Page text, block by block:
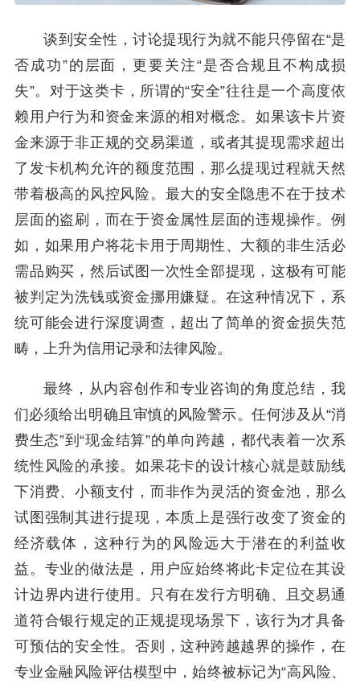
谈到安全性，讨论提现行为就不能只停留在“是
否成功”的层面，更要关注“是否合规且不构成损
失”。对于这类卡，所谓的“安全”往往是一个高度依
赖用户行为和资金来源的相对概念。如果该卡片资
金来源于非正规的交易渠道，或者其提现需求超出
了发卡机构允许的额度范围，那么提现过程就天然
带着极高的风控风险。最大的安全隐患不在于技术
层面的盗刷，而在于资金属性层面的违规操作。例
如，如果用户将花卡用于周期性、大额的非生活必
需品购买，然后试图一次性全部提现，这极有可能
被判定为洗钱或资金挪用嫌疑。在这种情况下，系
统可能会进行深度调查，超出了简单的资金损失范
畴，上升为信用记录和法律风险。
最终，从内容创作和专业咨询的角度总结，我
们必须给出明确且审慎的风险警示。任何涉及从“消
费生态”到“现金结算”的单向跨越，都代表着一次系
统性风险的承接。如果花卡的设计核心就是鼓励线
下消费、小额支付，而非作为灵活的资金池，那么
试图强制其进行提现，本质上是强行改变了资金的
经济载体，这种行为的风险远大于潜在的利益收
益。专业的做法是，用户应始终将此卡定位在其设
计边界内进行使用。只有在发行方明确、且交易通
道符合银行规定的正规提现场景下，该行为才具备
可预估的安全性。否则，这种跨越越界的操作，在
专业金融风险评估模型中，始终被标记为“高风险、